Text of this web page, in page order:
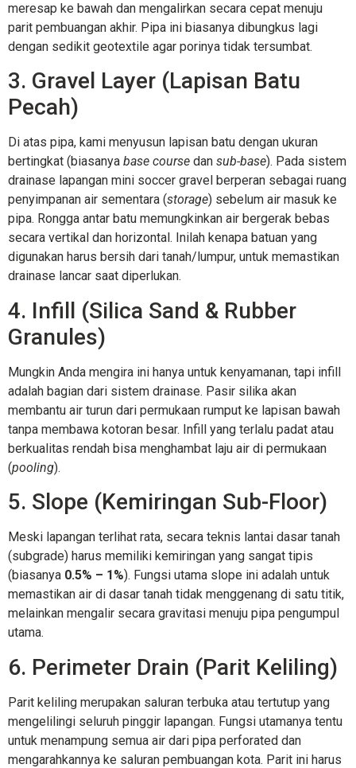
meresap ke bawah dan mengalirkan secara cepat menuju
parit pembuangan akhir. Pipa ini biasanya dibungkus lagi
dengan sedikit geotextile agar porinya tidak tersumbat.
3. Gravel Layer (Lapisan Batu
Pecah)
Di atas pipa, kami menyusun lapisan batu dengan ukuran
bertingkat (biasanya base course dan sub-base). Pada sistem
drainase lapangan mini soccer gravel berperan sebagai ruang
penyimpanan air sementara (storage) sebelum air masuk ke
pipa. Rongga antar batu memungkinkan air bergerak bebas
secara vertikal dan horizontal. Inilah kenapa batuan yang
digunakan harus bersih dari tanah/lumpur, untuk memastikan
drainase lancar saat diperlukan.
4. Infill (Silica Sand & Rubber
Granules)
Mungkin Anda mengira ini hanya untuk kenyamanan, tapi infill
adalah bagian dari sistem drainase. Pasir silika akan
membantu air turun dari permukaan rumput ke lapisan bawah
tanpa membawa kotoran besar. Infill yang terlalu padat atau
berkualitas rendah bisa menghambat laju air di permukaan
(pooling).
5. Slope (Kemiringan Sub-Floor)
Meski lapangan terlihat rata, secara teknis lantai dasar tanah
(subgrade) harus memiliki kemiringan yang sangat tipis
(biasanya 0.5% – 1%). Fungsi utama slope ini adalah untuk
memastikan air di dasar tanah tidak menggenang di satu titik,
melainkan mengalir secara gravitasi menuju pipa pengumpul
utama.
6. Perimeter Drain (Parit Keliling)
Parit keliling merupakan saluran terbuka atau tertutup yang
mengelilingi seluruh pinggir lapangan. Fungsi utamanya tentu
untuk menampung semua air dari pipa perforated dan
mengarahkannya ke saluran pembuangan kota. Parit ini harus